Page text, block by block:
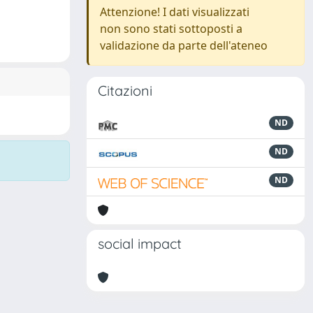
Attenzione! I dati visualizzati
non sono stati sottoposti a
validazione da parte dell'ateneo
Citazioni
ND
ND
ND
social impact